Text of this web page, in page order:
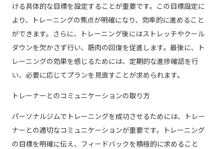
ける具体的な目標を設定することが重要です。この目標設定に
より、トレーニングの焦点が明確になり、効率的に進めること
ができます。さらに、トレーニング後にはストレッチやクール
ダウンを欠かさず行い、筋肉の回復を促進します。最後に、ト
レーニングの効果を感じるためには、定期的な進捗確認を行
い、必要に応じてプランを見直すことが求められます。
トレーナーとのコミュニケーションの取り方
パーソナルジムでトレーニングを成功させるためには、トレー
ナーとの適切なコミュニケーションが重要です。トレーニング
の目標を明確に伝え、フィードバックを積極的に求めること